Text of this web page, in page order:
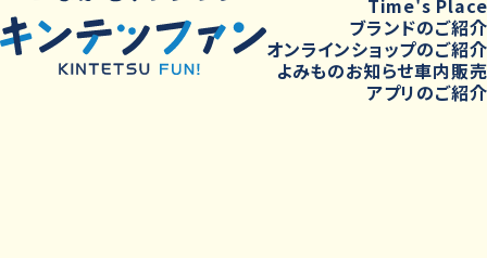
Time's Place
ブランドのご紹介
オンラインショップのご紹介
よみものお知らせ車内販売
アプリのご紹介